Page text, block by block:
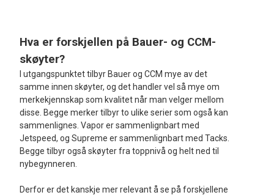
Hva er forskjellen på Bauer- og CCM-
skøyter?
I utgangspunktet tilbyr Bauer og CCM mye av det
samme innen skøyter, og det handler vel så mye om
merkekjennskap som kvalitet når man velger mellom
disse. Begge merker tilbyr to ulike serier som også kan
sammenlignes. Vapor er sammenlignbart med
Jetspeed, og Supreme er sammenlignbart med Tacks.
Begge tilbyr også skøyter fra toppnivå og helt ned til
nybegynneren.
Derfor er det kanskje mer relevant å se på forskjellene